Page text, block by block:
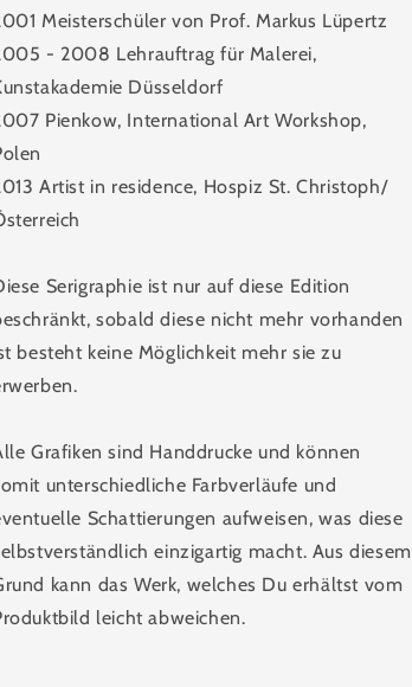
Meisterschüler von Prof. Markus Lüpertz
- 2008 Lehrauftrag für Malerei,
Düsseldorf
Pienkow, International Art Workshop,
Artist in residence, Hospiz St. Christoph/
Serigraphie ist nur auf diese Edition
sobald diese nicht mehr vorhanden
besteht keine Möglichkeit mehr sie zu
Grafiken sind Handdrucke und können
unterschiedliche Farbverläufe und
Schattierungen aufweisen, was diese
einzigartig macht. Aus diesem
kann das Werk, welches Du erhältst vom
leicht abweichen.